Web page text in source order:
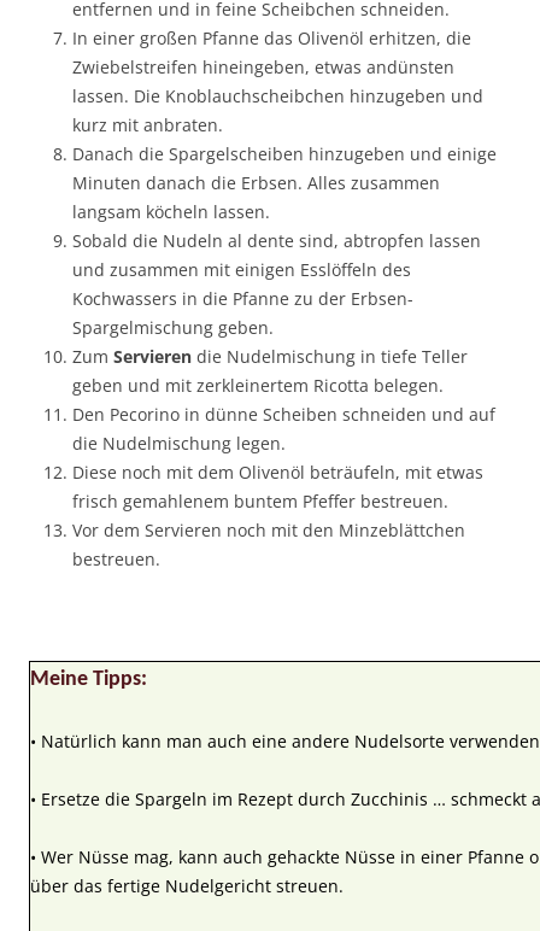
entfernen und in feine Scheibchen schneiden.
In einer großen Pfanne das Olivenöl erhitzen, die
Zwiebelstreifen hineingeben, etwas andünsten
lassen. Die Knoblauchscheibchen hinzugeben und
kurz mit anbraten.
Danach die Spargelscheiben hinzugeben und einige
Minuten danach die Erbsen. Alles zusammen
langsam köcheln lassen.
Sobald die Nudeln al dente sind, abtropfen lassen
und zusammen mit einigen Esslöffeln des
Kochwassers in die Pfanne zu der Erbsen-
Spargelmischung geben.
Zum Servieren die Nudelmischung in tiefe Teller
geben und mit zerkleinertem Ricotta belegen.
Den Pecorino in dünne Scheiben schneiden und auf
die Nudelmischung legen.
Diese noch mit dem Olivenöl beträufeln, mit etwas
frisch gemahlenem buntem Pfeffer bestreuen.
Vor dem Servieren noch mit den Minzeblättchen
bestreuen.
Meine Tipps:
• Natürlich kann man auch eine andere Nudelsorte
• Ersetze die Spargeln im Rezept durch Zucchinis … schmeckt
• Wer Nüsse mag, kann auch gehackte Nüsse in einer Pfanne
über das fertige Nudelgericht streuen.